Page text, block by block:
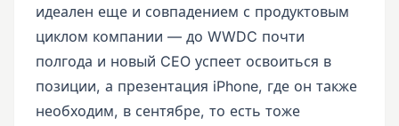
идеален еще и совпадением с продуктовым
циклом компании — до WWDC почти
полгода и новый CEO успеет освоиться в
позиции, а презентация iPhone, где он также
необходим, в сентябре, то есть тоже